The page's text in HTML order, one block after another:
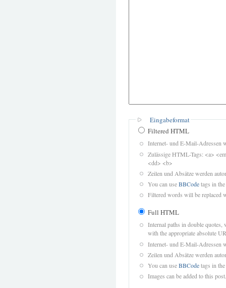
Eingabeformat
Filtered HTML
Internet- und E-Mail-Adressen
Zulässige HTML-Tags: <a>
<dd> <b>
Zeilen und Absätze werden
You can useBBCodetags in
Filtered words will be replaced
Full HTML
Internal paths in double quotes,
with the appropriate absolute
Internet- und E-Mail-Adressen
Zeilen und Absätze werden
You can useBBCodetags in
Images can be added to this post.